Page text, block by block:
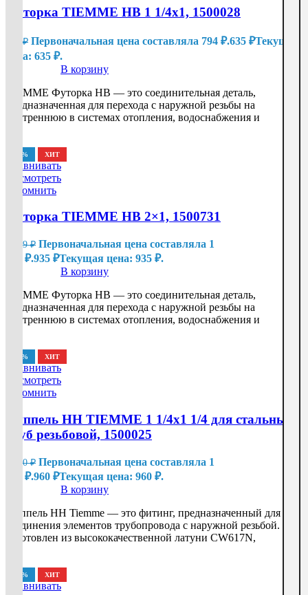
Футорка TIEMME НВ 1 1/4х1, 1500028
₽ Первоначальная цена составляла 794 ₽.635 ₽Текущая
цена: 635 ₽.
В корзину
TIEMME Футорка НВ — это соединительная деталь,
предназначенная для перехода с наружной резьбы на
внутреннюю в системах отопления, водоснабжения и
-20% ХИТ
Сравнивать
Посмотреть
Запомнить
Футорка TIEMME НВ 2×1, 1500731
1 169₽ Первоначальная цена составляла 1
169 ₽.935 ₽Текущая цена: 935 ₽.
В корзину
TIEMME Футорка НВ — это соединительная деталь,
предназначенная для перехода с наружной резьбы на
внутреннюю в системах отопления, водоснабжения и
-20% ХИТ
Сравнивать
Посмотреть
Запомнить
Ниппель HH TIEMME 1 1/4х1 1/4 для стальных
труб резьбовой, 1500025
1 200₽ Первоначальная цена составляла 1
200 ₽.960 ₽Текущая цена: 960 ₽.
В корзину
Ниппель HH Tiemme — это фитинг, предназначенный для
соединения элементов трубопровода с наружной резьбой. Он
изготовлен из высококачественной латуни CW617N,
-20% ХИТ
Сравнивать